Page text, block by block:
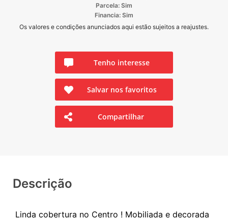
Parcela: Sim
Financia: Sim
Os valores e condições anunciados aqui estão sujeitos a reajustes.
Tenho interesse
Salvar nos favoritos
Compartilhar
Descrição
Linda cobertura no Centro ! Mobiliada e decorada